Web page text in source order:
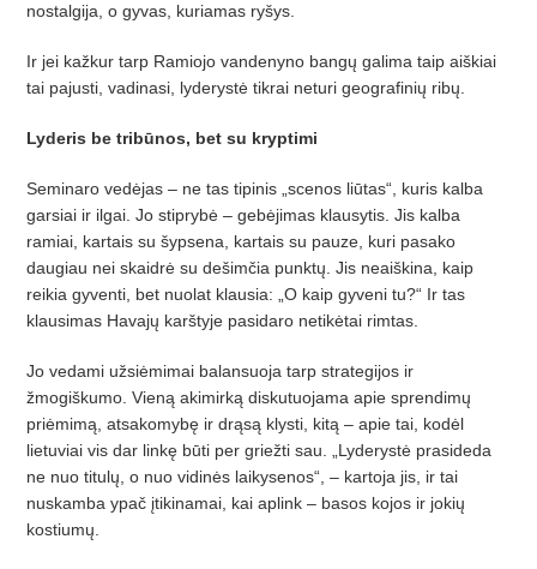
nostalgija, o gyvas, kuriamas ryšys.
Ir jei kažkur tarp Ramiojo vandenyno bangų galima taip aiškiai
tai pajusti, vadinasi, lyderystė tikrai neturi geografinių ribų.
Lyderis be tribūnos, bet su kryptimi
Seminaro vedėjas – ne tas tipinis „scenos liūtas“, kuris kalba
garsiai ir ilgai. Jo stiprybė – gebėjimas klausytis. Jis kalba
ramiai, kartais su šypsena, kartais su pauze, kuri pasako
daugiau nei skaidrė su dešimčia punktų. Jis neaiškina, kaip
reikia gyventi, bet nuolat klausia: „O kaip gyveni tu?“ Ir tas
klausimas Havajų karštyje pasidaro netikėtai rimtas.
Jo vedami užsiėmimai balansuoja tarp strategijos ir
žmogiškumo. Vieną akimirką diskutuojama apie sprendimų
priėmimą, atsakomybę ir drąsą klysti, kitą – apie tai, kodėl
lietuviai vis dar linkę būti per griežti sau. „Lyderystė prasideda
ne nuo titulų, o nuo vidinės laikysenos“, – kartoja jis, ir tai
nuskamba ypač įtikinamai, kai aplink – basos kojos ir jokių
kostiumų.